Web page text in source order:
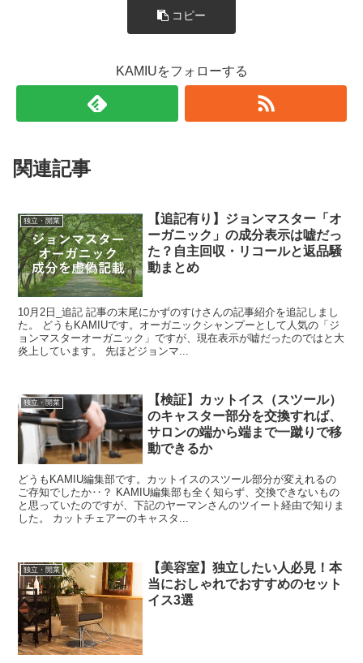
コピー
KAMIUをフォローする
関連記事
独立・開業
【追記有り】ジョンマスター「オ
ーガニック」の成分表示は嘘だっ
た？自主回収・リコールと返品騒
動まとめ
10月2日_追記 記事の末尾にかずのすけさんの記事紹介を追記しまし
た。 どうもKAMIUです。オーガニックシャンプーとして人気の「ジ
ョンマスターオーガニック」ですが、現在表示が嘘だったのではと大
炎上しています。 先ほどジョンマ...
独立・開業
【検証】カットイス（スツール）
のキャスター部分を交換すれば、
サロンの端から端まで一蹴りで移
動できるか
どうもKAMIU編集部です。カットイスのスツール部分が変えれるの
ご存知でしたか‥？ KAMIU編集部も全く知らず、交換できないもの
と思っていたのですが、下記のヤーマンさんのツイート経由で知りま
した。 カットチェアーのキャスタ...
独立・開業
【美容室】独立したい人必見！本
当におしゃれでおすすめのセット
イス3選